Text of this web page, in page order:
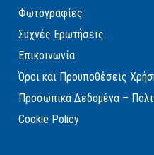
Φωτογραφίες
Συχνές Ερωτήσεις
Επικοινωνία
Όροι και Προυποθέσεις
Προσωπικά Δεδομένα –
Cookie Policy